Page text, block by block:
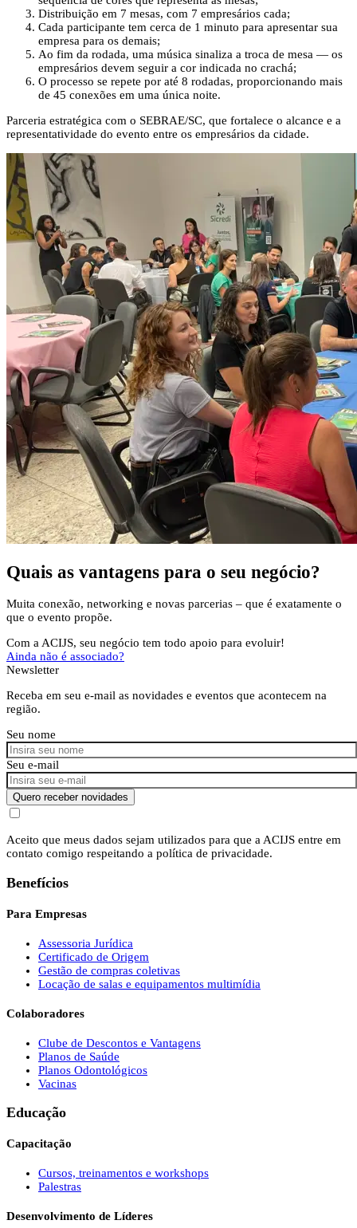
Distribuição em 7 mesas, com 7 empresários cada;
Cada participante tem cerca de 1 minuto para apresentar sua
empresa para os demais;
Ao fim da rodada, uma música sinaliza a troca de mesa — os
empresários devem seguir a cor indicada no crachá;
O processo se repete por até 8 rodadas, proporcionando mais
de 45 conexões em uma única noite.
Parceria estratégica com o SEBRAE/SC, que fortalece o alcance e a
representatividade do evento entre os empresários da cidade.
Quais as vantagens para o seu negócio?
Muita conexão, networking e novas parcerias – que é exatamente o
que o evento propõe.
Com a ACIJS, seu negócio tem todo apoio para evoluir!
Ainda não é associado?
Newsletter
Receba em seu e-mail as novidades e eventos que acontecem na
região.
Seu nome
Seu e-mail
Quero receber novidades
Aceito que meus dados sejam utilizados para que a ACIJS entre em
contato comigo respeitando a política de privacidade.
Benefícios
Para Empresas
Assessoria Jurídica
Certificado de Origem
Gestão de compras coletivas
Locação de salas e equipamentos multimídia
Colaboradores
Clube de Descontos e Vantagens
Planos de Saúde
Planos Odontológicos
Vacinas
Educação
Capacitação
Cursos, treinamentos e workshops
Palestras
Desenvolvimento de Líderes